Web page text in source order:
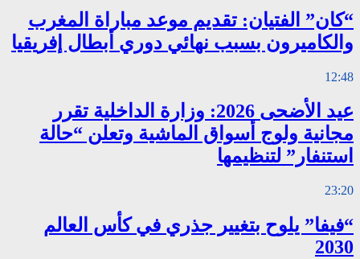
“كان” الفتيان: تقديم موعد مباراة المغرب
والكاميرون بسبب نهائي دوري أبطال إفريقيا
12:48
عيد الأضحى 2026: وزارة الداخلية تقرر
مجانية ولوج أسواق الماشية وتعلن “حالة
استنفار” لتنظيمها
23:20
“فيفا” يلوح بتغيير جذري في كأس العالم
2030